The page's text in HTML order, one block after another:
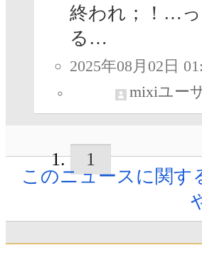
終われ；！…
る…
2025年08月02日
mixiユー
1
このニュースに関す